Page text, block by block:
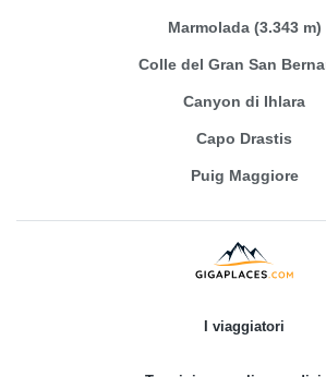
Marmolada (3.343 m)
Colle del Gran San
Canyon di Ihlara
Capo Drastis
Puig Maggiore
I viaggiatori